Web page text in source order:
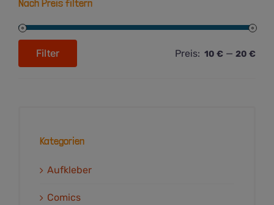
Nach Preis filtern
Max.
Filter Preis: 10 € — 20 €
Kategorien
Aufkleber
Comics